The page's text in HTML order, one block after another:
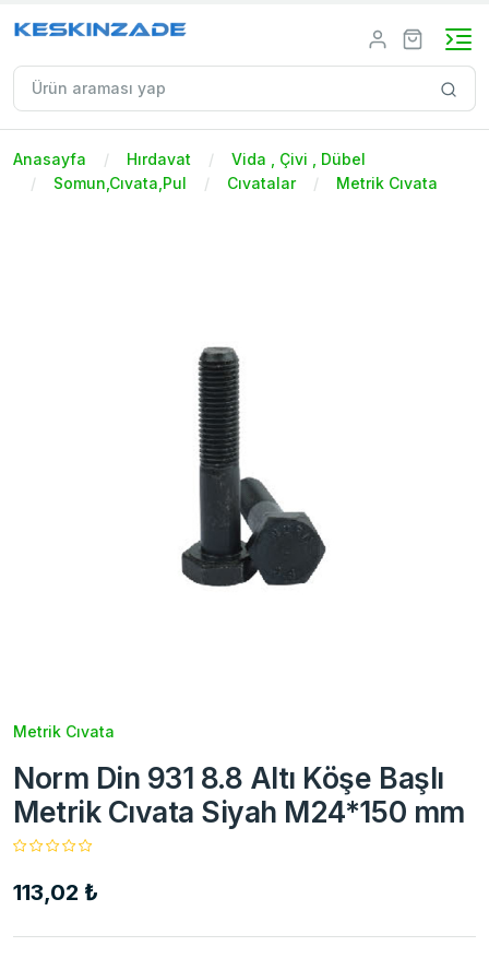
Anasayfa Hırdavat
Vida , Çivi , Dübel
Somun,Cıvata,Pul
Cıvatalar Metrik Cıvata
Metrik Cıvata
Norm Din 931 8.8 Altı Köşe Başlı
Metrik Cıvata Siyah M24*150 mm
113,02 ₺